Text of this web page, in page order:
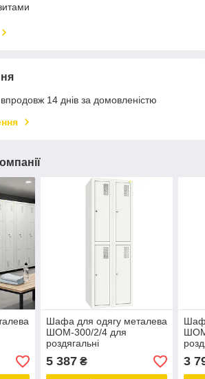
14 днів за домовленістю
Шафа для одягу металева
ШОМ-300/2/4 для
роздягальні
5 387₴ 3